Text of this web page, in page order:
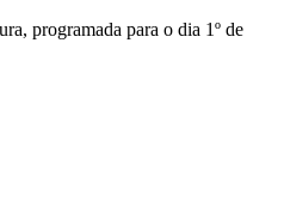
programada para o dia 1º de